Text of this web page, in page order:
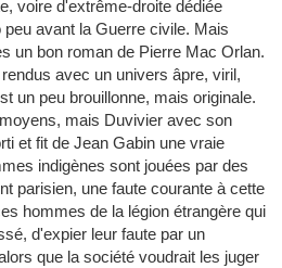
voire d'extrême-droite dédiée
avant la Guerre civile. Mais
un bon roman de Pierre Mac Orlan.
avec un univers âpre, viril,
un peu brouillonne, mais originale.
mais Duvivier avec son
et fit de Jean Gabin une vraie
indigènes sont jouées par des
parisien, une faute courante à cette
hommes de la légion étrangère qui
d'expier leur faute par un
que la société voudrait les juger